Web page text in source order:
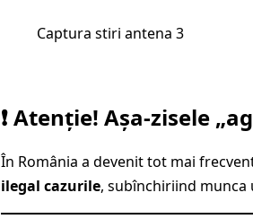
Captura stiri antena 3
❗ Atenție! Așa-zisele
În România a devenit tot mai
ilegal cazurile, subînchiriind